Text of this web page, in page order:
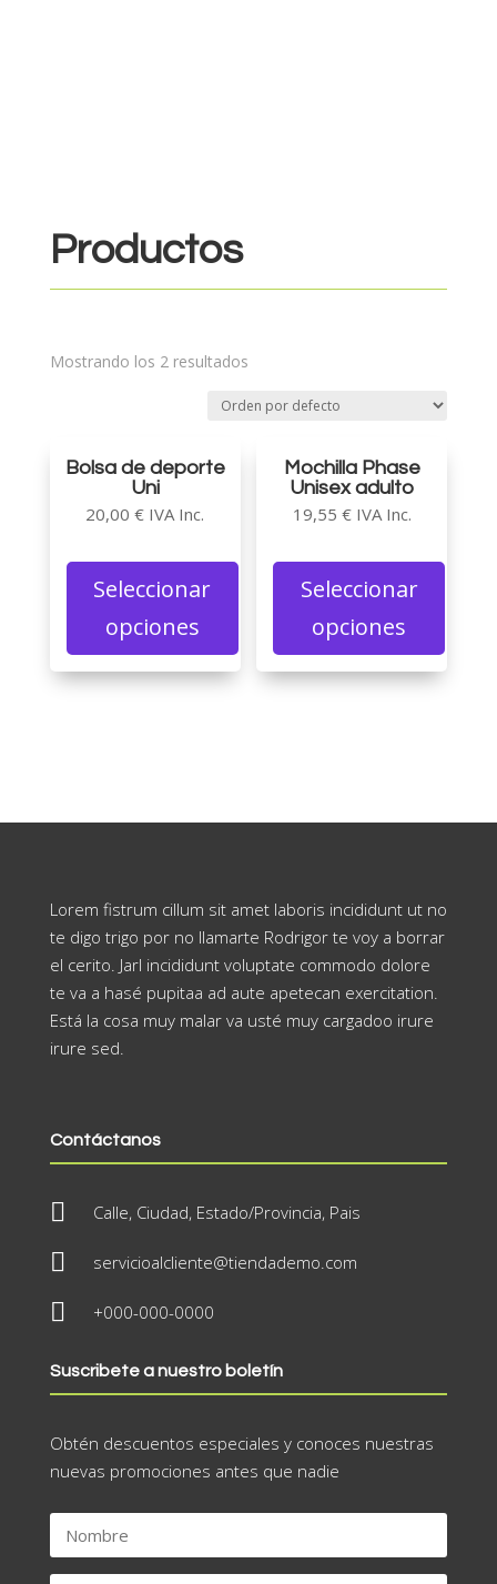
Productos
Mostrando los 2 resultados
Bolsa de deporte
Uni
20,00€ IVA Inc.
Seleccionar
opciones
Mochilla Phase
Unisex adulto
19,55 € IVA Inc.
Seleccionar
opciones
Lorem fistrum cillum sit amet laboris incididunt ut no
te digo trigo por no llamarte Rodrigor te voy a borrar
el cerito. Jarl incididunt voluptate commodo dolore
te va a hasé pupitaa ad aute apetecan exercitation.
Está la cosa muy malar va usté muy cargadoo irure
irure sed.
Contáctanos
 Calle, Ciudad, Estado/Provincia, Pais
 servicioalcliente@tiendademo.com
 +000-000-0000
Suscribete a nuestro boletín
Obtén descuentos especiales y conoces nuestras
nuevas promociones antes que nadie